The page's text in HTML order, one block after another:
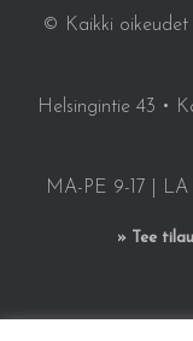
© Kaikki
Helsingintie 43 •
MA-PE 9-17 | LA
» Tee